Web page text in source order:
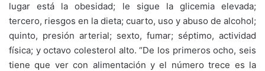
lugar está la obesidad; le sigue la glicemia elevada;
tercero, riesgos en la dieta; cuarto, uso y abuso de alcohol;
quinto, presión arterial; sexto, fumar; séptimo, actividad
física; y octavo colesterol alto. “De los primeros ocho, seis
tiene que ver con alimentación y el número trece es la